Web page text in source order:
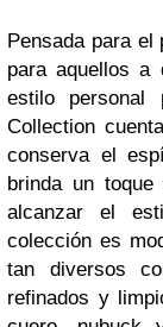
Pensada para
para aquellos
estilo personal
Collection
conserva el
brinda un
alcanzar el
colección es
tan diversos
refinados y